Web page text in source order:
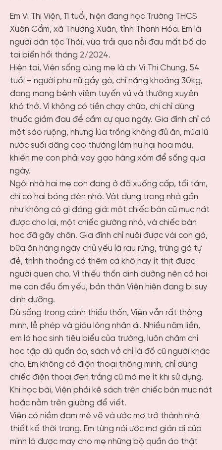
Em Vi Thị Viện, 11 tuổi, hiện đang học Trường THCS
Xuân Cẩm, xã Thường Xuân, tỉnh Thanh Hóa. Em là
người dân tộc Thái, vừa trải qua nỗi đau mất bố do
tai biến hồi tháng 2/2024.
Hiện tại, Viện sống cùng mẹ là chị Vi Thị Chung, 54
tuổi – người phụ nữ gầy gò, chỉ nặng khoảng 30kg,
đang mang bệnh viêm tuyến vú và thường xuyên
khó thở. Vì không có tiền chạy chữa, chị chỉ dùng
thuốc giảm đau để cầm cự qua ngày. Gia đình chỉ có
một sào ruộng, nhưng lúa trồng không đủ ăn, mùa lũ
nước suối dâng cao thường làm hư hại hoa màu,
khiến mẹ con phải vay gạo hàng xóm để sống qua
ngày.
Ngôi nhà hai mẹ con đang ở đã xuống cấp, tối tăm,
chỉ có hai bóng đèn nhỏ. Vật dụng trong nhà gần
như không có gì đáng giá: một chiếc bàn cũ mục nát
được cho lại, một chiếc giường nhỏ, và chiếc bàn
học đã gãy chân. Gia đình chỉ nuôi được vài con gà,
bữa ăn hàng ngày chủ yếu là rau rừng, trứng gà tự
đẻ, thỉnh thoảng có thêm cá khô hay ít thịt được
người quen cho. Vì thiếu thốn dinh dưỡng nên cả hai
mẹ con đều ốm yếu, bản thân Viện hiện đang bị suy
dinh dưỡng.
Dù sống trong cảnh thiếu thốn, Viện vẫn rất thông
minh, lễ phép và giàu lòng nhân ái. Nhiều năm liền,
em là học sinh tiêu biểu của trường, luôn chăm chỉ
học tập dù quần áo, sách vở chỉ là đồ cũ người khác
cho. Em không có điện thoại thông minh, chỉ dùng
chiếc điện thoại đen trắng cũ mà mẹ ít khi sử dụng.
Khi học bài, Viện phải kê sách trên chiếc bàn mục nát
hoặc nằm trên giường để viết.
Viện có niềm đam mê vẽ và ước mơ trở thành nhà
thiết kế thời trang. Em từng nói ước mơ giản dị của
mình là được may cho mẹ những bộ quần áo thật